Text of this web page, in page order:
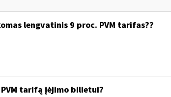
lengvatinis 9 proc. PVM tarifas??
tarifą įėjimo bilietui?